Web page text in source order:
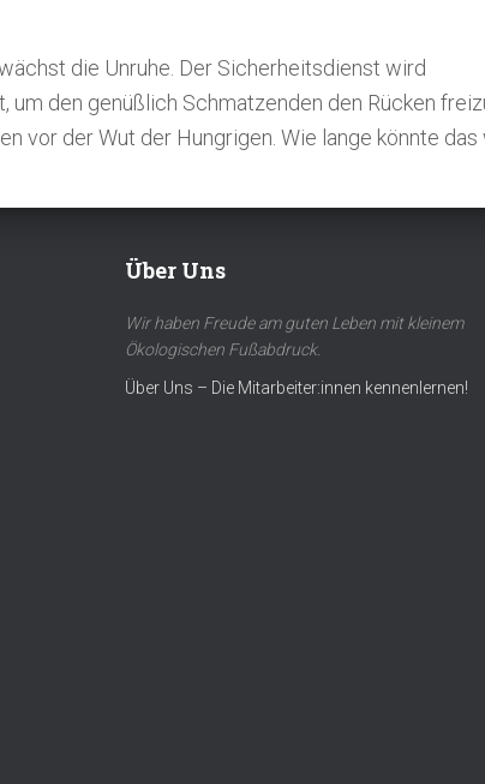
die Unruhe. Der Sicherheitsdienst wird
um den genüßlich Schmatzenden den Rücken
vor der Wut der Hungrigen. Wie lange könnte das
Über Uns
Wir haben Freude am guten Leben mit kleinem
Ökologischen Fußabdruck.
Über Uns – Die Mitarbeiter:innen kennenlernen!